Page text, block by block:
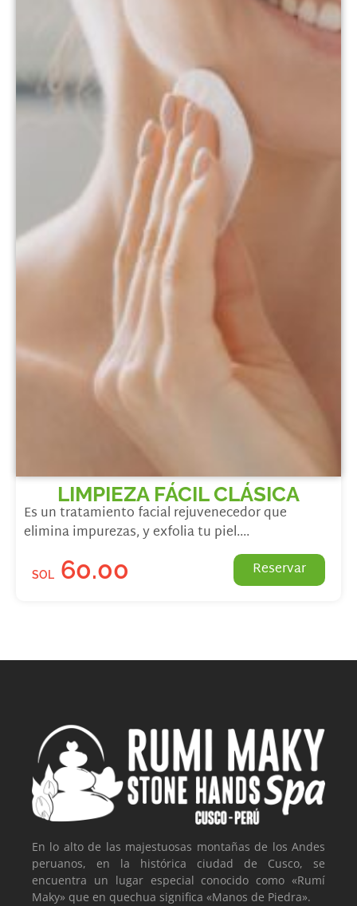
LIMPIEZA FÁCIL CLÁSICA
Es un tratamiento facial rejuvenecedor que
elimina impurezas, y exfolia tu piel....
SOL 60.00 Reservar
En lo alto de las majestuosas montañas de los Andes
peruanos, en la histórica ciudad de Cusco, se
encuentra un lugar especial conocido como «Rumí
Maky» que en quechua significa «Manos de Piedra».